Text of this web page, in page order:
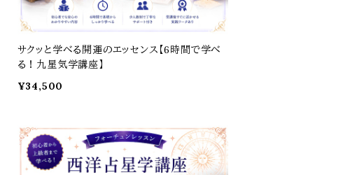
サクッと学べる開運のエッセンス【6時間で学べ
る！九星気学講座】
¥34,500